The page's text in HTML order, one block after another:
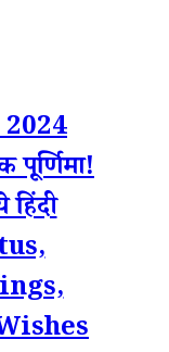
पूर्णिमा!
हिंदी